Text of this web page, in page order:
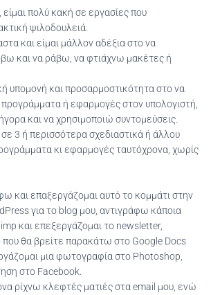
πολύ κακή σε εργασίες που
ψιλοδουλειά.
και είμαι μάλλον αδέξια στο να
και να ράβω, να φτιάχνω μακέτες ή
υπομονή και προσαρμοστικότητα στο να
προγράμματα ή εφαρμογές στον υπολογιστή,
και να χρησιμοποιώ συντομεύσεις.
3 ή περισσότερα σχεδιαστικά ή άλλου
κι εφαρμογές ταυτόχρονα, χωρίς
και επαξεργάζομαι αυτό το κομμάτι στην
για το blog μου, αντιγράφω κάποια
και επεξεργάζομαι το newsletter,
θα βρείτε παρακάτω στο Google Docs
μια φωτογραφία στο Photoshop,
στο Facebook.
ρίχνω κλεφτές ματιές στα email μου, ενώ